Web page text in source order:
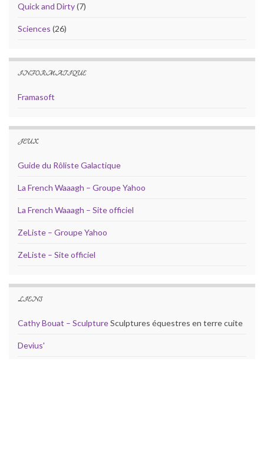
Quick and Dirty(7)
Sciences (26)
INFORMATIQUE
Framasoft
JEUX
Guide du Rôliste Galactique
La French Waaagh – Groupe Yahoo
La French Waaagh – Site officiel
ZeListe – Groupe Yahoo
ZeListe – Site officiel
LIENS
Cathy Bouat – SculptureSculptures équestres en terre cuite
Devius'